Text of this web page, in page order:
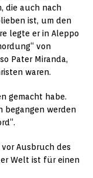
die auch nach
ist, um den
legte er in Aleppo
von
Pater Miranda,
waren.
gemacht habe.
begangen werden
vor Ausbruch des
Welt ist für einen